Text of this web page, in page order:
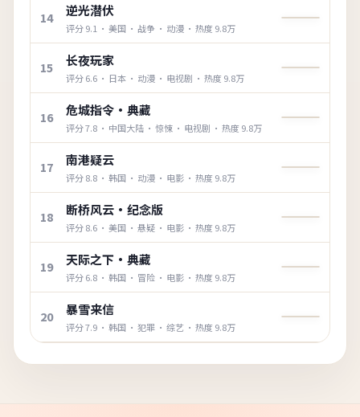
14 逆光潜伏
评分9.1 · 美国 · 战争 · 动漫 · 热度9.8万
15 长夜玩家
评分6.6 · 日本 · 动漫 · 电视剧 · 热度9.8万
16 危城指令·典藏
评分7.8 · 中国大陆 · 惊悚 · 电视剧 · 热度9.8万
17 南港疑云
评分8.8 · 韩国 · 动漫 · 电影 · 热度9.8万
18 断桥风云·纪念版
评分8.6 · 美国 · 悬疑 · 电影 · 热度9.8万
19 天际之下·典藏
评分6.8 · 韩国 · 冒险 · 电影 · 热度9.8万
20 暴雪来信
评分7.9 · 韩国 · 犯罪 · 综艺 · 热度9.8万